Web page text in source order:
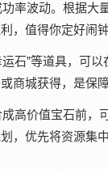
率波动。根据
，值得你定好闹
石”等道具，可
商城获得，是保
高价值宝石前
，优先将资源集